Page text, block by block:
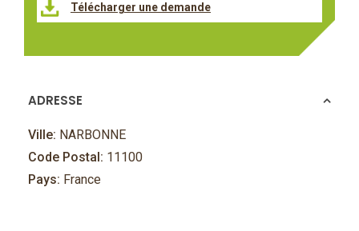
Télécharger une demande
ADRESSE
Ville: NARBONNE
Code Postal: 11100
Pays: France